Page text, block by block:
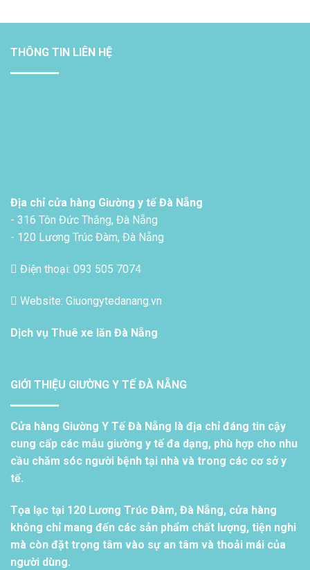
THÔNG TIN LIÊN HỆ
Địa chỉ cửa hàng Giường y tế Đà Nẵng
- 316 Tôn Đức Thắng, Đà Nẵng
- 120 Lương Trúc Đàm, Đà Nẵng
Điện thoại: 093 505 7074
Website: Giuongytedanang.vn
Dịch vụ Thuê xe lăn Đà Nẵng
GIỚI THIỆU GIƯỜNG Y TẾ ĐÀ NẴNG
Cửa hàng Giường Y Tế Đà Nẵng là địa chỉ đáng tin cậy
cung cấp các mẫu giường y tế đa dạng, phù hợp cho nhu
cầu chăm sóc người bệnh tại nhà và trong các cơ sở y
tế.
Tọa lạc tại 120 Lương Trúc Đàm, Đà Nẵng, cửa hàng
không chỉ mang đến các sản phẩm chất lượng, tiện nghi
mà còn đặt trọng tâm vào sự an tâm và thoải mái của
người dùng.